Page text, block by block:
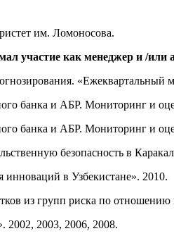
им. Ломоносова.
участие как менеджер и /или
«Ежеквартальный
банка и АБР. Мониторинг и
банка и АБР. Мониторинг и
безопасность в
в Узбекистане». 2010.
из групп риска по
2002, 2003, 2006, 2008.